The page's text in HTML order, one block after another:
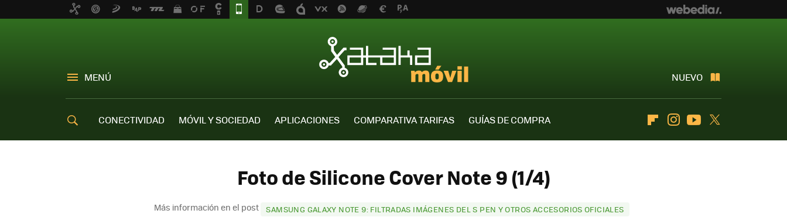
MENÚ NUEVO
CONECTIVIDAD MÓVIL Y SOCIEDAD APLICACIONES COMPARATIVA TARIFAS
GUÍAS DE COMPRA
FlipboardInstagramYoutube
Foto de Silicone Cover Note 9 (1/4)
Más información en el post SAMSUNG GALAXY NOTE 9: FILTRADAS IMÁGENES DEL S PEN Y OTROS ACCESORIOS OFICIALES